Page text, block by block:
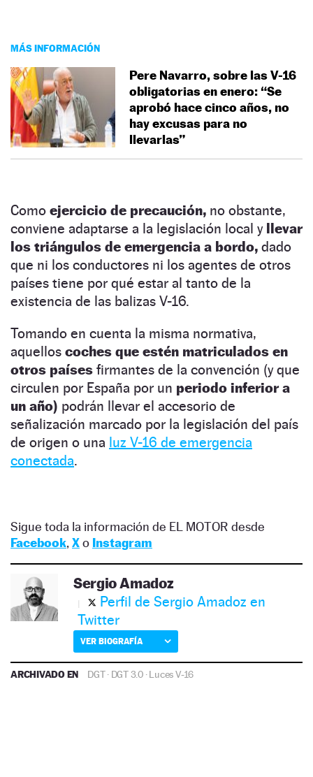
MÁS INFORMACIÓN
Pere Navarro, sobre las V-16
obligatorias en enero: “Se
aprobó hace cinco años, no
hay excusas para no
llevarlas”
Como ejercicio de precaución, no obstante,
conviene adaptarse a la legislación local y llevar
los triángulos de emergencia a bordo, dado
que ni los conductores ni los agentes de otros
países tiene por qué estar al tanto de la
existencia de las balizas V-16.
Tomando en cuenta la misma normativa,
aquellos coches que estén matriculados en
otros países firmantes de la convención (y que
circulen por España por un periodo inferior a
un año) podrán llevar el accesorio de
señalización marcado por la legislación del país
de origen o una luz V-16 de emergencia
conectada.
Sigue toda la información de EL MOTOR desde
Facebook, Xo Instagram
Sergio Amadoz
Perfil de Sergio Amadoz en
Twitter
VER BIOGRAFÍA
ARCHIVADO EN DGT· DGT 3.0 ·Luces V-16